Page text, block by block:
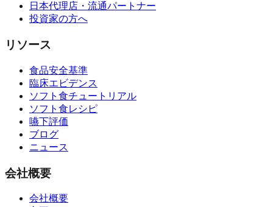
日本代理店・流通パートナー
投資家の方へ
リソース
食品安全基準
臨床エビデンス
ソフト食チュートリアル
ソフト食レシピ
嚥下評価
ブログ
ニュース
会社概要
会社概要